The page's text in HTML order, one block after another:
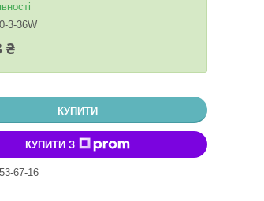
3-36W
₴
КУПИТИ
КУПИТИ З
67-16